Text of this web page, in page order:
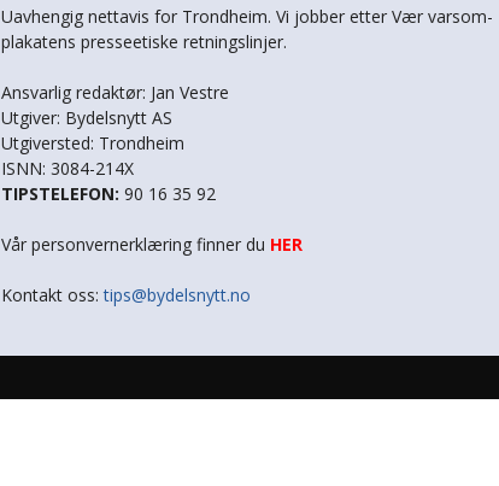
Uavhengig nettavis for Trondheim. Vi jobber etter Vær varsom-
plakatens presseetiske retningslinjer.
Ansvarlig redaktør: Jan Vestre
Utgiver: Bydelsnytt AS
Utgiversted: Trondheim
ISNN: 3084-214X
TIPSTELEFON: 90 16 35 92
Vår personvernerklæring finner du HER
Kontakt oss:tips@bydelsnytt.no